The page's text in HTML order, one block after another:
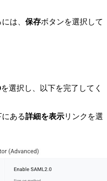
は、 保存ボタンを選択して
を選択し、以下を完了してく
ある詳細を表示リンクを選